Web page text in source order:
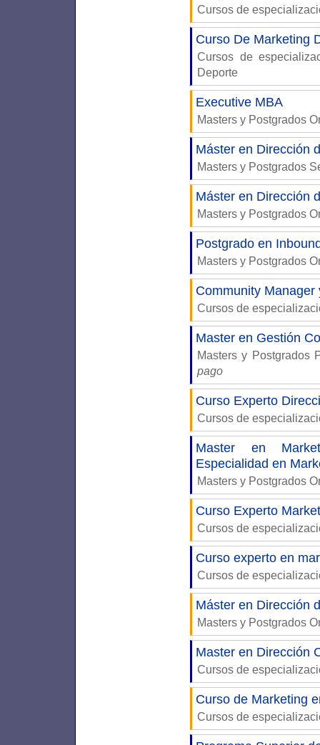
Cursos de
Curso De Marketing
Cursos de
Deporte
Executive MBA
Masters y Postgrados
Máster en Dirección
Masters y Postgrados
Máster en Dirección
Masters y Postgrados
Postgrado en
Masters y Postgrados
Community
Cursos de
Master en Gestión
Masters y Postgrados
pago
Curso Experto
Cursos de
Master en
Especialidad en
Masters y Postgrados
Curso Experto
Cursos de
Curso experto en
Cursos de
Máster en Dirección
Masters y Postgrados
Master en Dirección
Cursos de
Curso de Marketing
Cursos de